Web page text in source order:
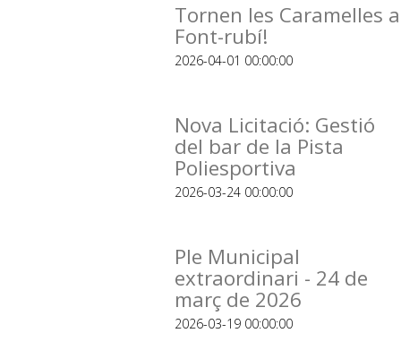
Tornen les Caramelles a
Font-rubí!
2026-04-01 00:00:00
Nova Licitació: Gestió
del bar de la Pista
Poliesportiva
2026-03-24 00:00:00
Ple Municipal
extraordinari - 24 de
març de 2026
2026-03-19 00:00:00